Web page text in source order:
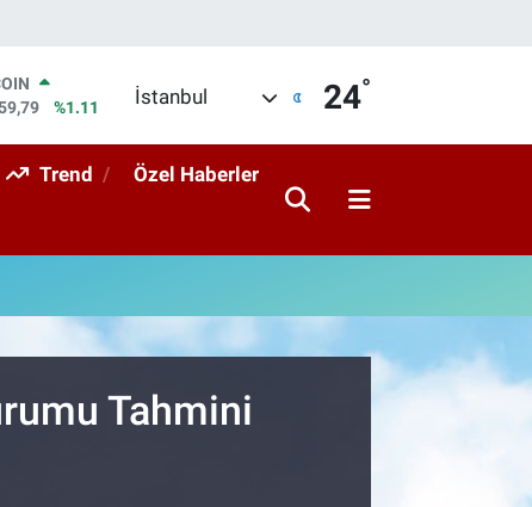
%1.11
İstanbul 24°
Trend Özel Haberler
Tahmini